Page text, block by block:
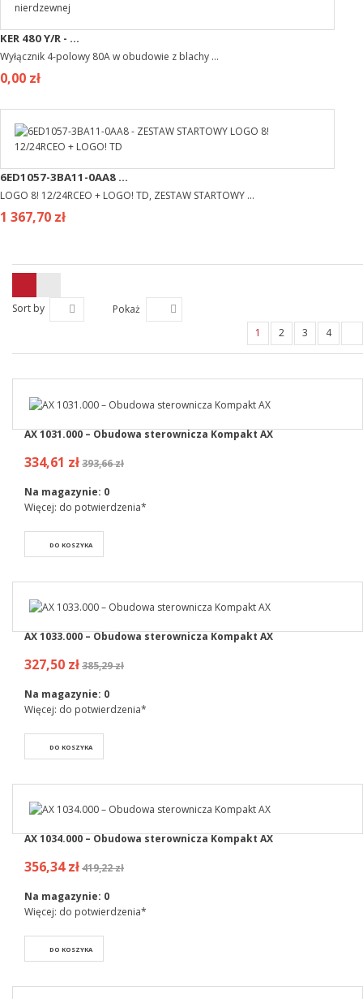
KER 480 Y/R - ...
Wyłącznik 4-polowy 80A w obudowie z blachy ...
0,00 zł
6ED1057-3BA11-0AA8 ...
LOGO 8! 12/24RCEO + LOGO! TD, ZESTAW STARTOWY ...
1 367,70 zł
Sort by
Pokaż
1
2 3 4
AX 1031.000 – Obudowa sterownicza Kompakt AX
334,61 zł393,66 zł
Na magazynie: 0
Więcej: do potwierdzenia*
DO KOSZYKA
AX 1033.000 – Obudowa sterownicza Kompakt AX
327,50 zł385,29 zł
Na magazynie: 0
Więcej: do potwierdzenia*
DO KOSZYKA
AX 1034.000 – Obudowa sterownicza Kompakt AX
356,34 zł419,22 zł
Na magazynie: 0
Więcej: do potwierdzenia*
DO KOSZYKA